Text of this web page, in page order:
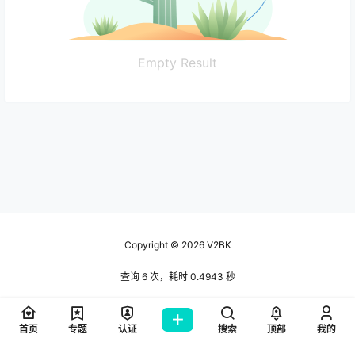
Empty Result
Copyright © 2026V2BK
查询 6 次，耗时 0.4943 秒
首页 专题 认证 搜索 顶部 我的